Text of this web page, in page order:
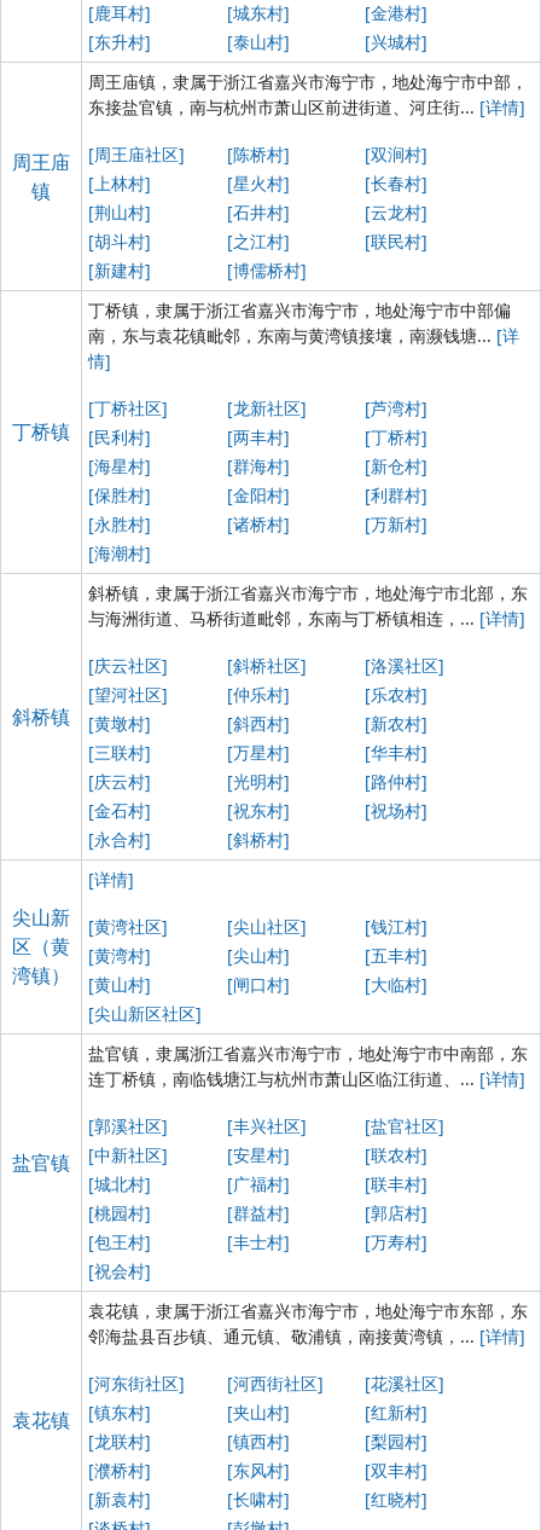
[鹿耳村]
[城东村]
[金港村]
[东升村]
[泰山村] [兴城村]
周王庙
镇
周王庙镇，隶属于浙江省嘉兴市海宁市，地处海宁市中部，
东接盐官镇，南与杭州市萧山区前进街道、河庄街... [详情]
[周王庙社区] [陈桥村]
[双涧村]
[上林村]
[星火村]
[长春村]
[荆山村]
[石井村]
[云龙村]
[胡斗村]
[之江村]
[联民村]
[新建村]
[博儒桥村]
丁桥镇
丁桥镇，隶属于浙江省嘉兴市海宁市，地处海宁市中部偏
南，东与袁花镇毗邻，东南与黄湾镇接壤，南濒钱塘... [详
情]
[丁桥社区] [龙新社区]
[芦湾村]
[民利村]
[两丰村]
[丁桥村]
[海星村]
[群海村]
[新仓村]
[保胜村]
[金阳村]
[利群村]
[永胜村]
[诸桥村]
[万新村]
[海潮村]
斜桥镇
斜桥镇，隶属于浙江省嘉兴市海宁市，地处海宁市北部，东
与海洲街道、马桥街道毗邻，东南与丁桥镇相连，... [详情]
[庆云社区] [斜桥社区]
[洛溪社区]
[望河社区]
[仲乐村]
[乐农村]
[黄墩村]
[斜西村]
[新农村]
[三联村]
[万星村]
[华丰村]
[庆云村]
[光明村]
[路仲村]
[金石村]
[祝东村]
[祝场村]
[永合村]
[斜桥村]
尖山新
区（黄
湾镇）
[详情]
[黄湾社区] [尖山社区]
[钱江村]
[黄湾村]
[尖山村]
[五丰村]
[黄山村]
[闸口村]
[大临村]
[尖山新区社区]
盐官镇
盐官镇，隶属浙江省嘉兴市海宁市，地处海宁市中南部，东
连丁桥镇，南临钱塘江与杭州市萧山区临江街道、... [详情]
[郭溪社区] [丰兴社区]
[盐官社区]
[中新社区]
[安星村]
[联农村]
[城北村]
[广福村]
[联丰村]
[桃园村]
[群益村]
[郭店村]
[包王村]
[丰士村]
[万寿村]
[祝会村]
袁花镇
袁花镇，隶属于浙江省嘉兴市海宁市，地处海宁市东部，东
邻海盐县百步镇、通元镇、敬浦镇，南接黄湾镇，... [详情]
[河东街社区] [河西街社区]
[花溪社区]
[镇东村]
[夹山村]
[红新村]
[龙联村]
[镇西村]
[梨园村]
[濮桥村]
[东风村]
[双丰村]
[新袁村]
[长啸村]
[红晓村]